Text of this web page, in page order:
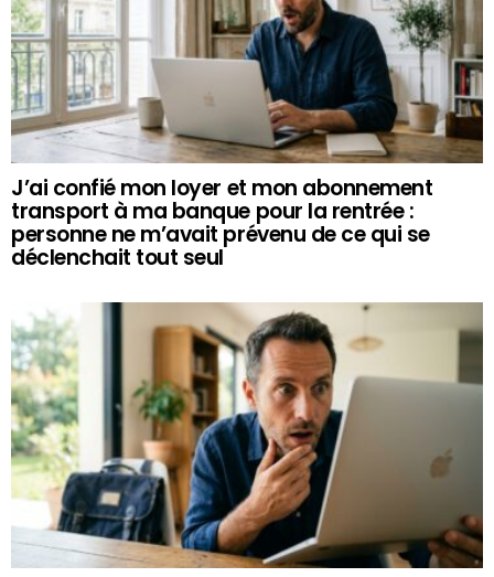
J’ai confié mon loyer et mon abonnement
transport à ma banque pour la rentrée :
personne ne m’avait prévenu de ce qui se
déclenchait tout seul